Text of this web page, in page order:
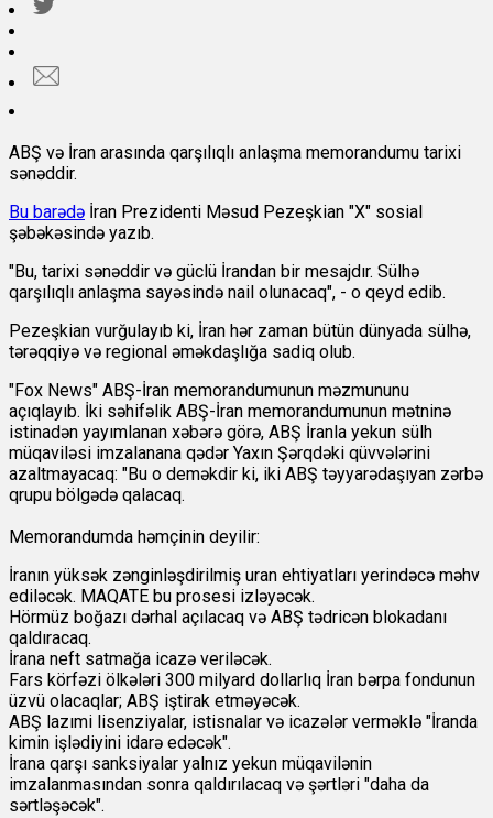
ABŞ və İran arasında qarşılıqlı anlaşma memorandumu tarixi
sənəddir.
Bu barədə İran Prezidenti Məsud Pezeşkian "X" sosial
şəbəkəsində yazıb.
"Bu, tarixi sənəddir və güclü İrandan bir mesajdır. Sülhə
qarşılıqlı anlaşma sayəsində nail olunacaq", - o qeyd edib.
Pezeşkian vurğulayıb ki, İran hər zaman bütün dünyada sülhə,
tərəqqiyə və regional əməkdaşlığa sadiq olub.
"Fox News" ABŞ-İran memorandumunun məzmununu
açıqlayıb. İki səhifəlik ABŞ-İran memorandumunun mətninə
istinadən yayımlanan xəbərə görə, ABŞ İranla yekun sülh
müqaviləsi imzalanana qədər Yaxın Şərqdəki qüvvələrini
azaltmayacaq: "Bu o deməkdir ki, iki ABŞ təyyarədaşıyan zərbə
qrupu bölgədə qalacaq.
Memorandumda həmçinin deyilir:
İranın yüksək zənginləşdirilmiş uran ehtiyatları yerindəcə məhv
ediləcək. MAQATE bu prosesi izləyəcək.
Hörmüz boğazı dərhal açılacaq və ABŞ tədricən blokadanı
qaldıracaq.
İrana neft satmağa icazə veriləcək.
Fars körfəzi ölkələri 300 milyard dollarlıq İran bərpa fondunun
üzvü olacaqlar; ABŞ iştirak etməyəcək.
ABŞ lazımi lisenziyalar, istisnalar və icazələr verməklə "İranda
kimin işlədiyini idarə edəcək".
İrana qarşı sanksiyalar yalnız yekun müqavilənin
imzalanmasından sonra qaldırılacaq və şərtləri "daha da
sərtləşəcək".